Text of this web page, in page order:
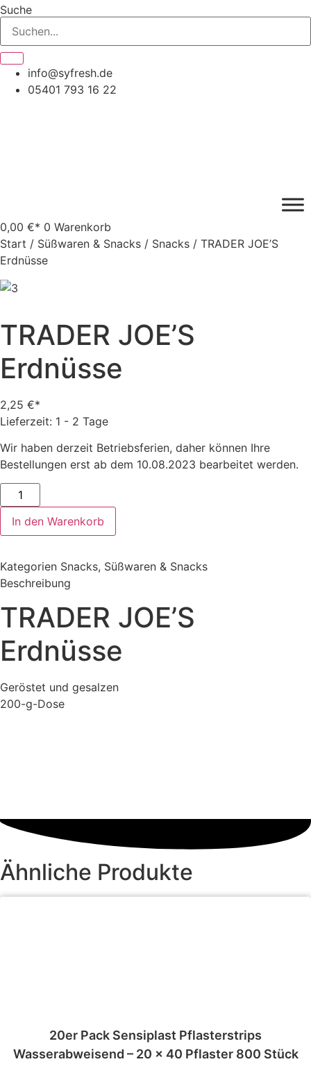
Zum
Inhalt
springen
Suche
info@syfresh.de
05401 793 16 22
0,00 € 0 Warenkorb
Start / Süßwaren & Snacks / Snacks / TRADER JOE’S
Erdnüsse
TRADER JOE’S
Erdnüsse
2,25 €
Lieferzeit: 1 - 2 Tage
Wir haben derzeit Betriebsferien, daher können Ihre
Bestellungen erst ab dem 10.08.2023 bearbeitet werden.
TRADER
JOE'S
Erdnüsse
Menge
In den Warenkorb
Kategorien Snacks, Süßwaren & Snacks
Beschreibung
TRADER JOE’S
Erdnüsse
Geröstet und gesalzen
200-g-Dose
Ähnliche Produkte
20er Pack Sensiplast Pflasterstrips
Wasserabweisend – 20 × 40 Pflaster 800 Stück